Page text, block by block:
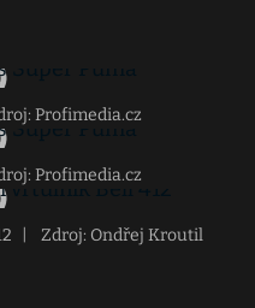
Profimedia.cz
Profimedia.cz
Zdroj: Ondřej Kroutil